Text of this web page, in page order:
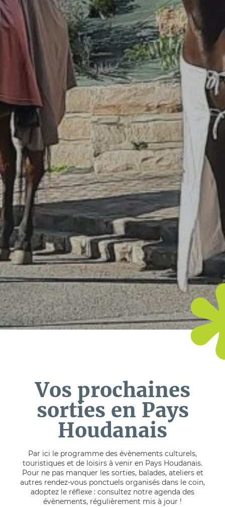
Vos prochaines
sorties en Pays
Houdanais
Par ici le programme des évènements culturels,
touristiques et de loisirs à venir en Pays Houdanais.
Pour ne pas manquer les sorties, balades, ateliers et
autres rendez-vous ponctuels organisés dans le coin,
adoptez le réflexe : consultez notre agenda des
évènements, régulièrement mis à jour !